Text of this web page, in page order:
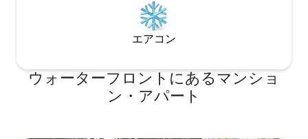
エアコン
ウォーターフロントにあるマンショ
ン・アパート